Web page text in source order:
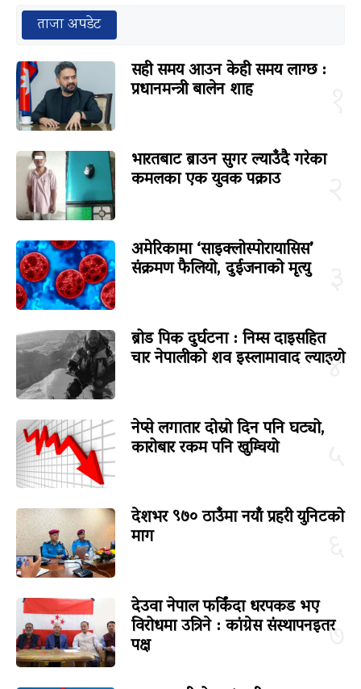
ताजा अपडेट
सही समय आउन केही समय लाग्छ :
प्रधानमन्त्री बालेन शाह
भारतबाट ब्राउन सुगर ल्याउँदै गरेका
कमलका एक युवक पक्राउ
अमेरिकामा ‘साइक्लोस्पोरायासिस’
संक्रमण फैलियो, दुईजनाको मृत्यु
४
ब्रोड पिक दुर्घटना : निम्स दाइसहित
चार नेपालीको शव इस्लामावाद ल्याइयो
नेप्से लगातार दोस्रो दिन पनि घट्यो,
कारोबार रकम पनि खुम्चियो
देशभर ९७० ठाउँमा नयाँ प्रहरी युनिटको
माग
७
देउवा नेपाल फर्किंदा धरपकड भए
विरोधमा उत्रिने : कांग्रेस संस्थापनइतर
पक्ष